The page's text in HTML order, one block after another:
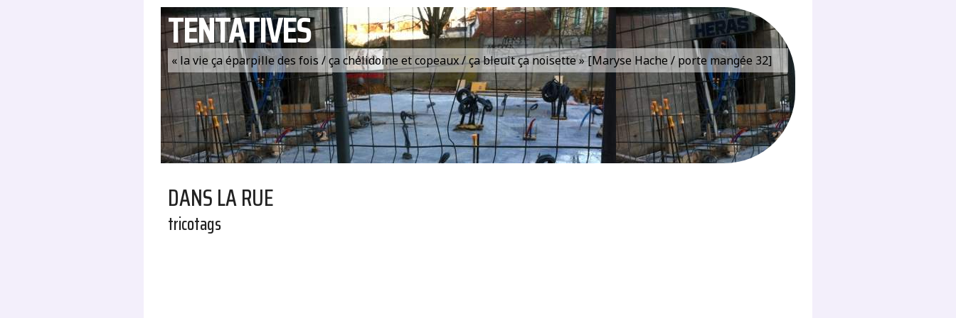
TENTATIVES
« la vie ça éparpille des fois / ça chélidoine et copeaux / ça bleuit ça noisette » [Maryse Hache / porte mangée 32]
DANS LA RUE
tricotags